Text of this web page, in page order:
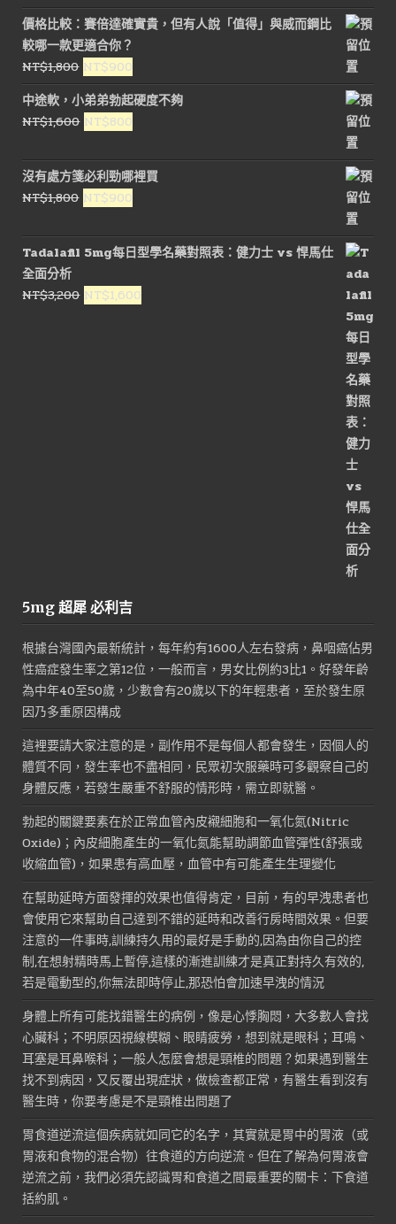
價
格：
NT$3,500。
價
格：
價格比較：賽倍達確實貴，但有人說「值得」與威而鋼比
較哪一款更適合你？
NT$1,800 原
始
價
格：
NT$900
前
價
格：
中途軟，小弟弟勃起硬度不夠
NT$1,600 原
價
格：
NT$1,600。
NT$800
價
格：
NT$800。
沒有處方箋必利勁哪裡買
NT$1,800 原
價
格：
NT$1,800。
NT$900
價
格：
NT$900。
Tadalafil 5mg每日型學名藥對照表：健力士 vs 悍馬仕
全面分析
NT$3,200 原
NT$1,600
5mg 超犀 必利吉
根據台灣國內最新統計，每年約有1600人左右發病，鼻咽癌佔男
性癌症發生率之第12位，一般而言，男女比例約3比1。好發年齡
為中年40至50歲，少數會有20歲以下的年輕患者，至於發生原
因乃多重原因構成
這裡要請大家注意的是，副作用不是每個人都會發生，因個人的
體質不同，發生率也不盡相同，民眾初次服藥時可多觀察自己的
身體反應，若發生嚴重不舒服的情形時，需立即就醫。
勃起的關鍵要素在於正常血管內皮襯細胞和一氧化氮(Nitric
Oxide)；內皮細胞產生的一氧化氮能幫助調節血管彈性(舒張或
收縮血管)，如果患有高血壓，血管中有可能產生生理變化
在幫助延時方面發揮的效果也值得肯定，目前，有的早洩患者也
會使用它來幫助自己達到不錯的延時和改善行房時間效果。但要
注意的一件事時,訓練持久用的最好是手動的,因為由你自己的控
制,在想射精時馬上暫停,這樣的漸進訓練才是真正對持久有效的,
若是電動型的,你無法即時停止,那恐怕會加速早洩的情況
身體上所有可能找錯醫生的病例，像是心悸胸悶，大多數人會找
心臟科；不明原因視線模糊、眼睛疲勞，想到就是眼科；耳鳴、
耳塞是耳鼻喉科；一般人怎麼會想是頸椎的問題？如果遇到醫生
找不到病因，又反覆出現症狀，做檢查都正常，有醫生看到沒有
醫生時，你要考慮是不是頸椎出問題了
胃食道逆流這個疾病就如同它的名字，其實就是胃中的胃液（或
胃液和食物的混合物）往食道的方向逆流。但在了解為何胃液會
逆流之前，我們必須先認識胃和食道之間最重要的關卡：下食道
括約肌。